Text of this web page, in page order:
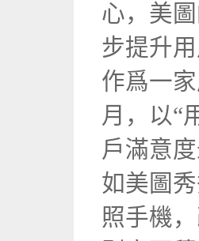
心，美
步提升
作爲一
月，以“
戶滿意
如美圖
照手機